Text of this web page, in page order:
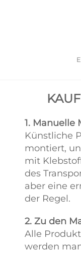
1. Manuelle
Künstliche
montiert,
mit
des
aber eine
der Regel.
2. Zu den
Alle
werden